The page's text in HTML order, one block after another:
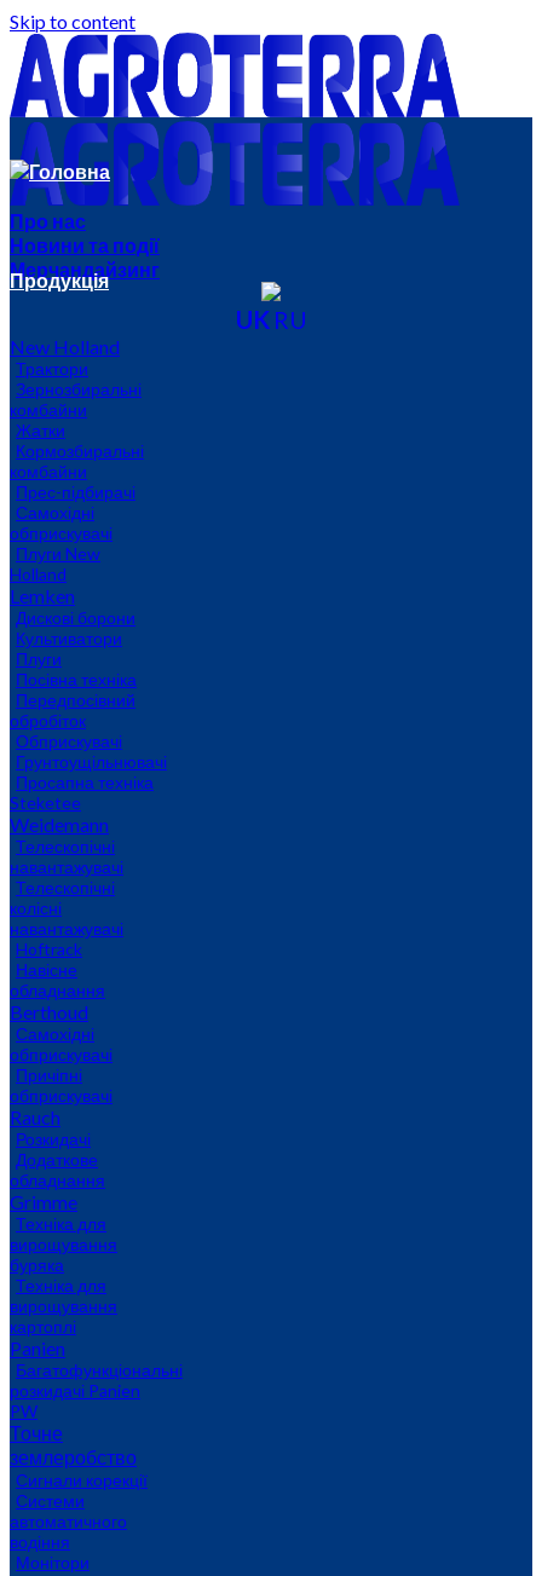
Skip to content
Про нас
Новини та події
Мерчандайзинг
UK RU
Головна
Продукція
New Holland
Трактори
Зернозбиральні
комбайни
Жатки
Кормозбиральні
комбайни
Прес-підбирачі
Самохідні
обприскувачі
Плуги New
Holland
Lemken
Дискові борони
Культиватори
Плуги
Посівна техніка
Передпосівний
обробіток
Обприскувачі
Грунтоущільнювачі
Просапна техніка
Steketee
Weidemann
Телескопічні
навантажувачі
Телескопічні
колісні
навантажувачі
Hoftrack
Навісне
обладнання
Berthoud
Самохідні
обприскувачі
Причіпні
обприскувачі
Rauch
Розкидачі
Додаткове
обладнання
Grimme
Техніка для
вирощування
буряка
Техніка для
вирощування
картоплі
Panien
Багатофункціональні
розкидачі Panien
PW
Точне
землеробство
Сигнали корекції
Системи
автоматичного
водіння
Монітори